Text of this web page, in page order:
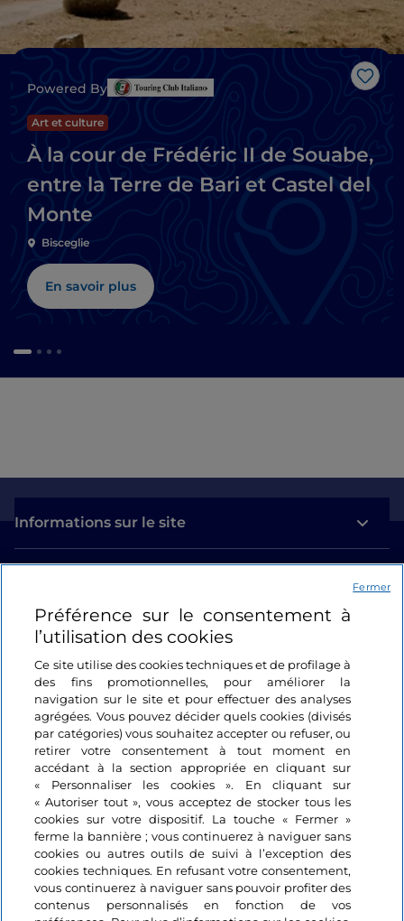
Powered By
Art et culture
À la cour de Frédéric II de Souabe,
entre la Terre de Bari et Castel del
Monte
Bisceglie
En savoir plus
Informations sur le site
Se connecter
Suivez-nous
Préférence sur le consentement à
l’utilisation des cookies
Ce site utilise des cookies techniques et de profilage à
des fins promotionnelles, pour améliorer la
navigation sur le site et pour effectuer des analyses
agrégées. Vous pouvez décider quels cookies (divisés
par catégories) vous souhaitez accepter ou refuser, ou
retirer votre consentement à tout moment en
accédant à la section appropriée en cliquant sur
« Personnaliser les cookies ». En cliquant sur
« Autoriser tout », vous acceptez de stocker tous les
cookies sur votre dispositif. La touche « Fermer »
ferme la bannière ; vous continuerez à naviguer sans
cookies ou autres outils de suivi à l’exception des
cookies techniques. En refusant votre consentement,
vous continuerez à naviguer sans pouvoir profiter des
contenus personnalisés en fonction de vos
Fermer